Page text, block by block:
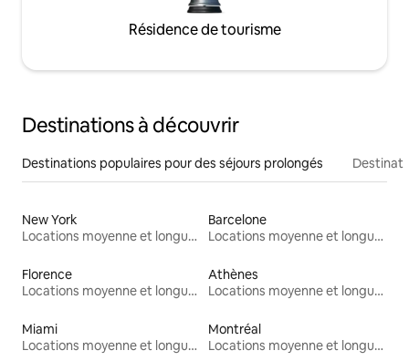
Résidence de tourisme
Destinations à découvrir
Destinations populaires pour des séjours prolongés
New York
Locations moyenne et longue durée
Barcelone
Locations moyenne et longue durée
Florence
Locations moyenne et longue durée
Athènes
Locations moyenne et longue durée
Miami
Locations moyenne et longue durée
Montréal
Locations moyenne et longue durée